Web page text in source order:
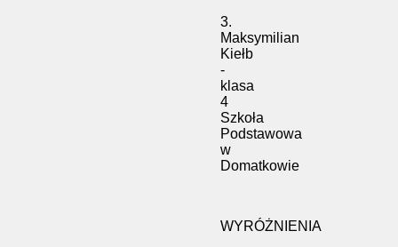
3.
Maksymilian
Kiełb
-
klasa
4
Szkoła
Podstawowa
w
Domatkowie
WYRÓŻNIENIA